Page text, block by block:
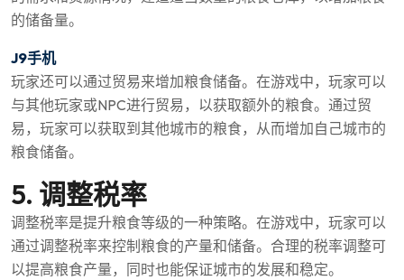
的储备量。
J9手机
玩家还可以通过贸易来增加粮食储备。在游戏中，玩家可以
与其他玩家或NPC进行贸易，以获取额外的粮食。通过贸
易，玩家可以获取到其他城市的粮食，从而增加自己城市的
粮食储备。
5. 调整税率
调整税率是提升粮食等级的一种策略。在游戏中，玩家可以
通过调整税率来控制粮食的产量和储备。合理的税率调整可
以提高粮食产量，同时也能保证城市的发展和稳定。